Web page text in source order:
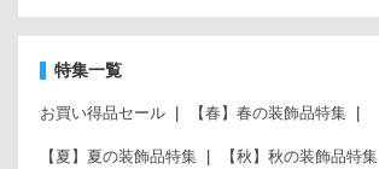
特集一覧
お買い得品セール 【春】春の装飾品特集
【夏】夏の装飾品特集 【秋】秋の装飾品特集